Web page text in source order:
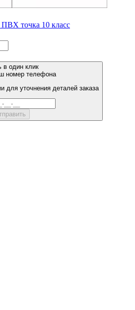
точка 10 класс
в один клик
номер телефона
для уточнения деталей заказа